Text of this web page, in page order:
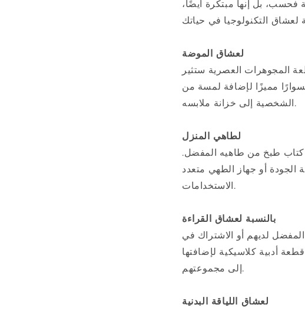
بل إنها مبتكرة أيضًا،
لعشاق الموضة
المجوهرات العصرية ستثير
مميزًا لإضافة لمسة من
الشخصية إلى خزانة ملابسه.
لطاهي المنزل
كتاب طبخ من طاهيه المفضل.
الجودة أو جهاز الطهي متعدد
الاستخدامات.
بالنسبة لعشاق القراءة
لديهم أو الاشتراك في
أدبية كلاسيكية لإضافتها
إلى مجموعتهم.
لعشاق اللياقة البدنية